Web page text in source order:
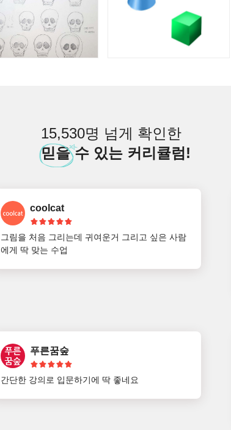
15,530명 넘게 확인한
믿을수 있는 커리큘럼!
coolcat
그림을 처음 그리는데 귀여운거 그리고 싶은 사람
에게 딱 맞는 수업
푸른꿈숲
간단한 강의로 입문하기에 딱 좋네요